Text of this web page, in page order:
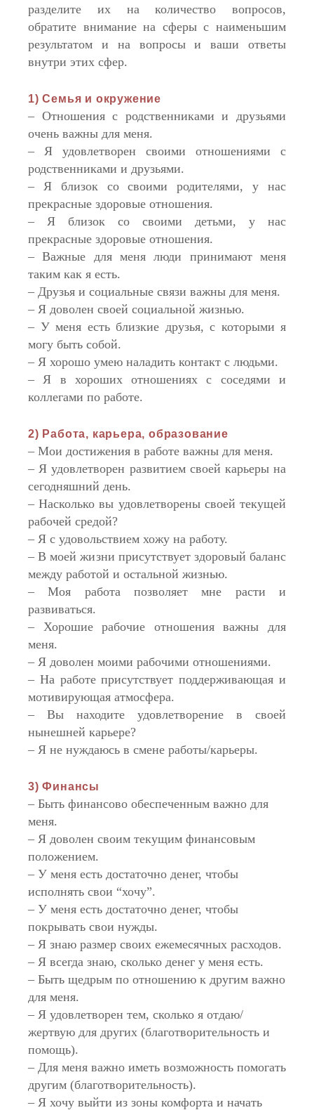
разделите их на количество вопросов,
обратите внимание на сферы с наименьшим
результатом и на вопросы и ваши ответы
внутри этих сфер.
1) Семья и окружение
– Отношения с родственниками и друзьями
очень важны для меня.
– Я удовлетворен своими отношениями с
родственниками и друзьями.
– Я близок со своими родителями, у нас
прекрасные здоровые отношения.
– Я близок со своими детьми, у нас
прекрасные здоровые отношения.
– Важные для меня люди принимают меня
таким как я есть.
– Друзья и социальные связи важны для меня.
– Я доволен своей социальной жизнью.
– У меня есть близкие друзья, с которыми я
могу быть собой.
– Я хорошо умею наладить контакт с людьми.
– Я в хороших отношениях с соседями и
коллегами по работе.
2) Работа, карьера, образование
– Мои достижения в работе важны для меня.
– Я удовлетворен развитием своей карьеры на
сегодняшний день.
– Насколько вы удовлетворены своей текущей
рабочей средой?
– Я с удовольствием хожу на работу.
– В моей жизни присутствует здоровый баланс
между работой и остальной жизнью.
– Моя работа позволяет мне расти и
развиваться.
– Хорошие рабочие отношения важны для
меня.
– Я доволен моими рабочими отношениями.
– На работе присутствует поддерживающая и
мотивирующая атмосфера.
– Вы находите удовлетворение в своей
нынешней карьере?
– Я не нуждаюсь в смене работы/карьеры.
3) Финансы
– Быть финансово обеспеченным важно для
меня.
– Я доволен своим текущим финансовым
положением.
– У меня есть достаточно денег, чтобы
исполнять свои “хочу”.
– У меня есть достаточно денег, чтобы
покрывать свои нужды.
– Я знаю размер своих ежемесячных расходов.
– Я всегда знаю, сколько денег у меня есть.
– Быть щедрым по отношению к другим важно
для меня.
– Я удовлетворен тем, сколько я отдаю/
жертвую для других (благотворительность и
помощь).
– Для меня важно иметь возможность помогать
другим (благотворительность).
– Я хочу выйти из зоны комфорта и начать